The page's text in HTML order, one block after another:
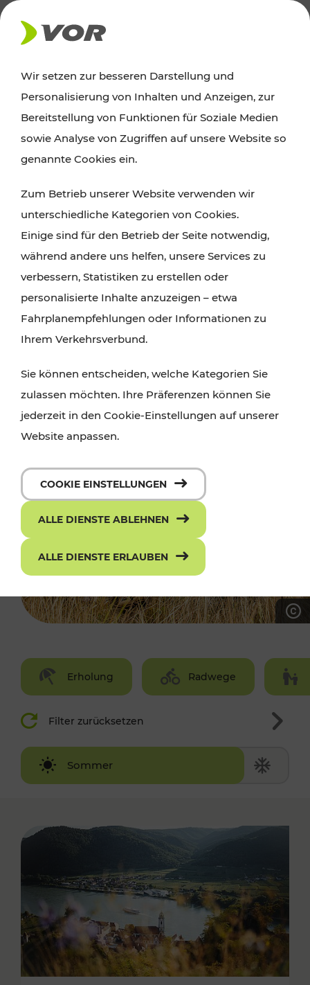
AKTUELLES
Ausflugstipps
Wien, Niederösterreich und das Burgenland
Wanderungen, Kultur und Gastronomie,
Radtouren oder purer Naturgenuss – viele
Attraktionen sind mit den Ticket- und Fahrplan-
Angeboten des VOR gut und schnell erreichbar.
Erholung Radwege
Filter zurücksetzen
Sommer
Winter
Wir setzen zur besseren Darstellung und
Personalisierung von Inhalten und Anzeigen, zur
Bereitstellung von Funktionen für Soziale Medien
sowie Analyse von Zugriffen auf unsere Website so
genannte Cookies ein.
Zum Betrieb unserer Website verwenden wir
unterschiedliche Kategorien von Cookies.
Einige sind für den Betrieb der Seite notwendig,
während andere uns helfen, unsere Services zu
verbessern, Statistiken zu erstellen oder
personalisierte Inhalte anzuzeigen – etwa
Fahrplanempfehlungen oder Informationen zu
Ihrem Verkehrsverbund.
Sie können entscheiden, welche Kategorien Sie
zulassen möchten. Ihre Präferenzen können Sie
jederzeit in den Cookie-Einstellungen auf unserer
Website anpassen.
COOKIE EINSTELLUNGEN
ALLE DIENSTE ABLEHNEN
ALLE DIENSTE ERLAUBEN